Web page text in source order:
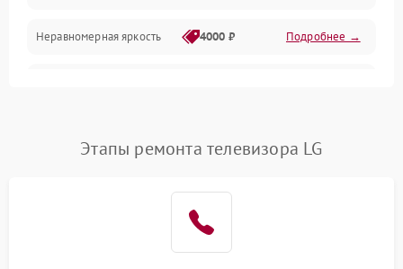
Программное обеспечение
Сеть и подключения
Неравномерная яркость 4000 ₽ Подробнее →
Этапы ремонта телевизора LG